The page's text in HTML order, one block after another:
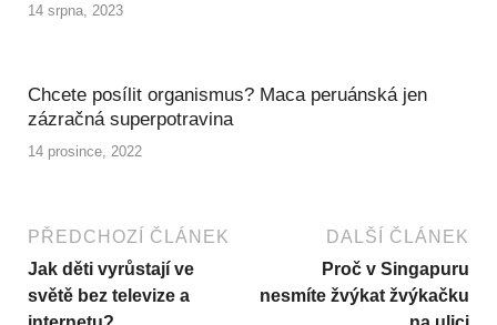
14 srpna, 2023
Chcete posílit organismus? Maca peruánská jen
zázračná superpotravina
14 prosince, 2022
PŘEDCHOZÍ ČLÁNEK
Jak děti vyrůstají ve
světě bez televize a
DALŠÍ ČLÁNEK
Proč v Singapuru
nesmíte žvýkat žvýkačku